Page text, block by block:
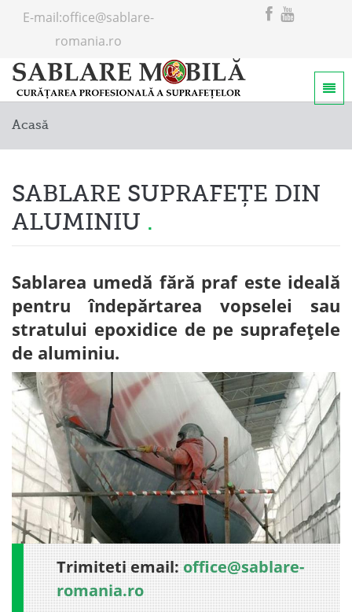
E-mail:office@sablare-
romania.ro
Home
Servicii
Despre noi
Acasă
SABLARE SUPRAFEȚE DIN
ALUMINIU
Sablarea umedă fără praf este ideală
pentru îndepărtarea vopselei sau
stratului epoxidice de pe suprafețele
de aluminiu.
Trimiteti email:office@sablare-
romania.ro